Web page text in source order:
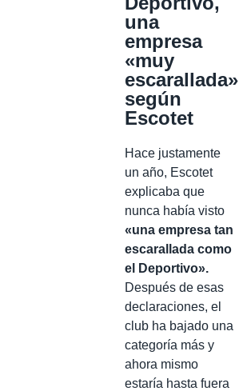
una
empresa
«muy
escarallada»
según
Escotet
Hace justamente
un año, Escotet
explicaba que
nunca había visto
«una empresa tan
escarallada como
el Deportivo».
Después de esas
declaraciones, el
club ha bajado una
categoría más y
ahora mismo
estaría hasta fuera